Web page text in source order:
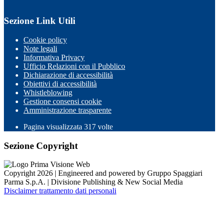
Sezione Link Utili
Cookie policy
Note legali
Informativa Privacy
Ufficio Relazioni con il Pubblico
Dichiarazione di accessibilità
Obiettivi di accessibilità
Whistleblowing
Gestione consensi cookie
Amministrazione trasparente
Pagina visualizzata 317 volte
Sezione Copyright
Copyright 2026 | Engineered and powered by Gruppo Spaggiari
Parma S.p.A. | Divisione Publishing & New Social Media
Disclaimer trattamento dati personali